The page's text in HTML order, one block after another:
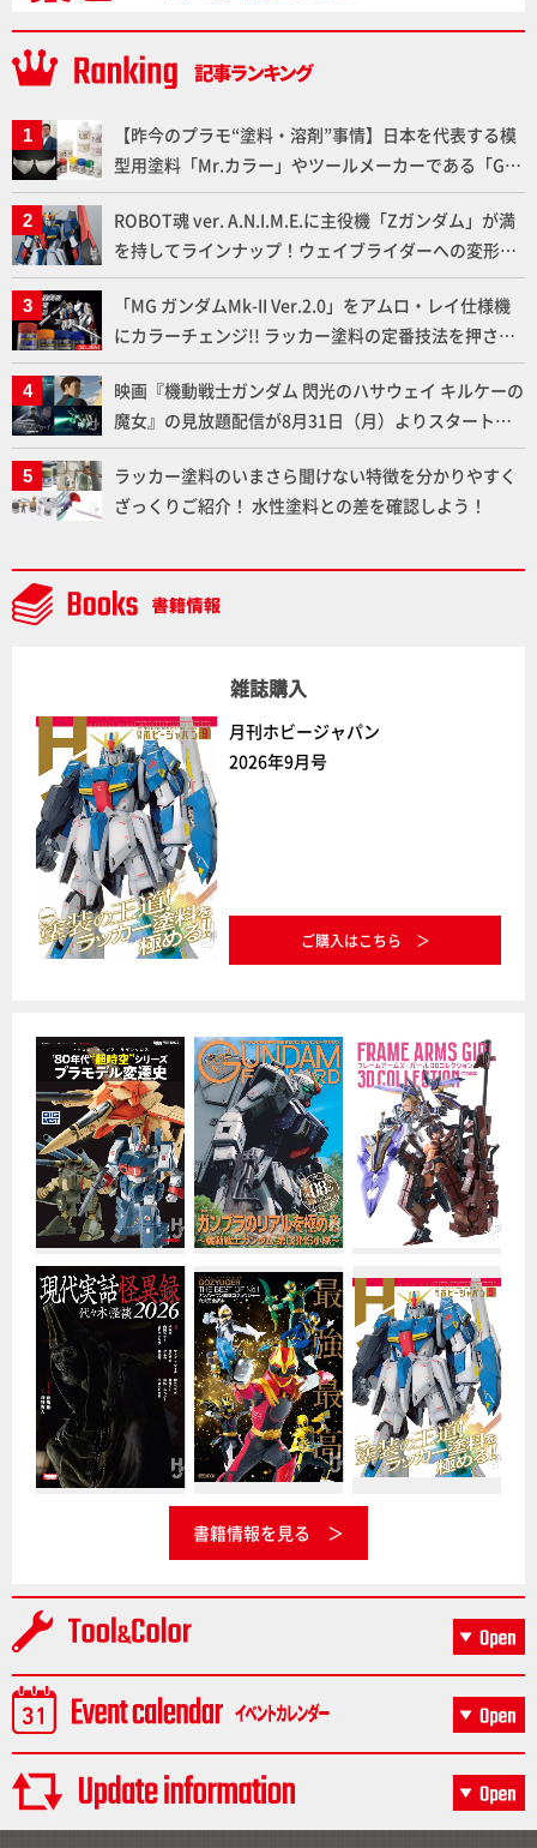
【昨今のプラモ“塗料・溶剤”事情】日本を代表する模
型用塗料「Mr.カラー」やツールメーカーである「GSI
クレオス」が語るラッカー塗料の未来とは？
ROBOT魂 ver. A.N.I.M.E.に主役機「Zガンダム」が満
を持してラインナップ！ウェイブライダーへの変形、
劇中どおりのプロポーションを再現【機動戦士Zガン
ダム】
「MG ガンダムMk-II Ver.2.0」をアムロ・レイ仕様機
にカラーチェンジ!! ラッカー塗料の定番技法を押さえ
るだけでハイクオリティの作例に!!【試し読み】
映画『機動戦士ガンダム 閃光のハサウェイ キルケーの
魔女』の見放題配信が8月31日（月）よりスタート！
Prime Videoで国内独占配信
ラッカー塗料のいまさら聞けない特徴を分かりやすく
ざっくりご紹介！ 水性塗料との差を確認しよう！
雑誌購入
月刊ホビージャパン
2026年9月号
ご購入はこちら
書籍情報を見る